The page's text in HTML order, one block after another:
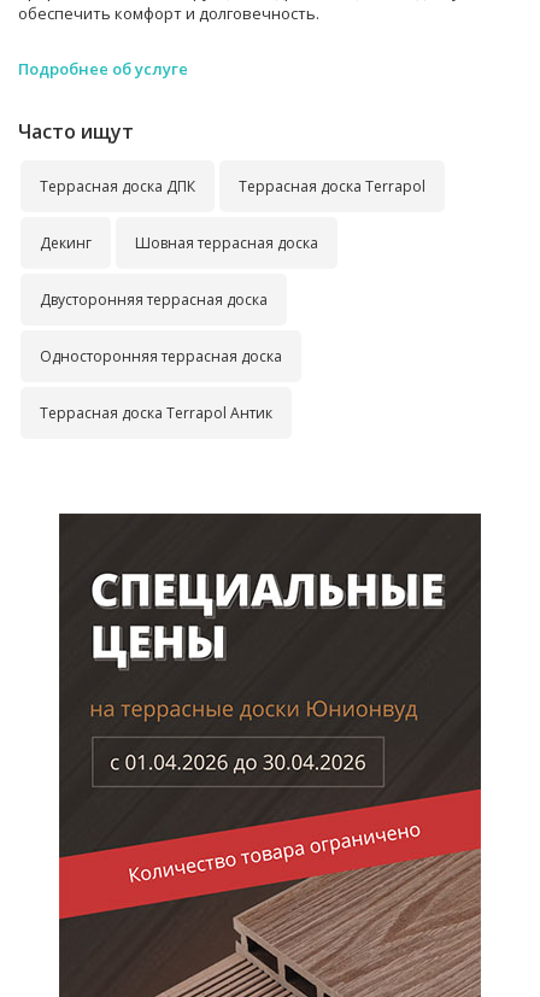
обеспечить комфорт и долговечность.
Подробнее об услуге
Часто ищут
Террасная доска ДПК Террасная доска Terrapol
Декинг Шовная террасная доска
Двусторонняя террасная доска
Односторонняя террасная доска
Террасная доска Terrapol Антик